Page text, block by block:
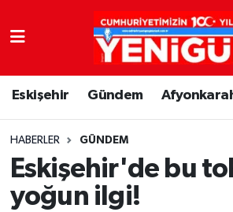
Eskişehir Gündem
HABERLER GÜNDEM
Eskişehir'de bu
yoğun ilgi!
Nöbetçi Eczaneler
Hava Durumu
Trafik Durumu
Süper Lig Puan Durumu ve